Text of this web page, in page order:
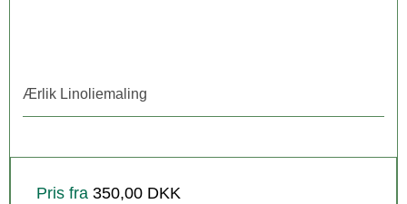
Ærlik Linoliemaling
Pris fra 350,00 DKK